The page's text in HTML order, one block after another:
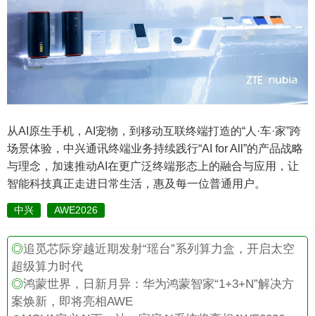
从AI原生手机，AI宠物，到移动互联终端打造的“人·车·家”跨
场景体验，中兴通讯终端业务持续践行“AI for All”的产品战略
与理念，加速推动AI在更广泛终端形态上的融合与应用，让
智能科技真正走进日常生活，惠及每一位普通用户。
中兴 AWE2026
◎追觅芯际穿越近期发射“瑶台”系列算力盒，开启太空
超级算力时代
◎鸿蒙世界，日新月异：华为鸿蒙智家“1+3+N”解决方
案焕新，即将亮相AWE